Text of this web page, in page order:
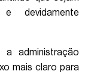
devidamente
a administração
mais claro para